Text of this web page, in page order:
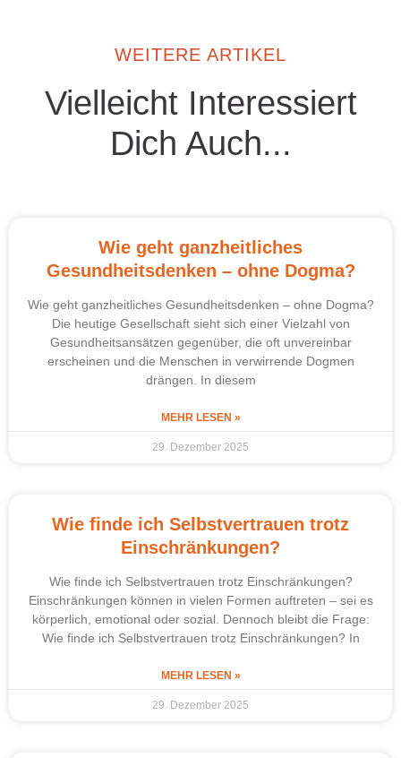
WEITERE ARTIKEL
Vielleicht Interessiert
Dich Auch...
Wie geht ganzheitliches
Gesundheitsdenken – ohne Dogma?
Wie geht ganzheitliches Gesundheitsdenken – ohne Dogma?
Die heutige Gesellschaft sieht sich einer Vielzahl von
Gesundheitsansätzen gegenüber, die oft unvereinbar
erscheinen und die Menschen in verwirrende Dogmen
drängen. In diesem
MEHR LESEN »
29. Dezember 2025
Wie finde ich Selbstvertrauen trotz
Einschränkungen?
Wie finde ich Selbstvertrauen trotz Einschränkungen?
Einschränkungen können in vielen Formen auftreten – sei es
körperlich, emotional oder sozial. Dennoch bleibt die Frage:
Wie finde ich Selbstvertrauen trotz Einschränkungen? In
MEHR LESEN »
29. Dezember 2025